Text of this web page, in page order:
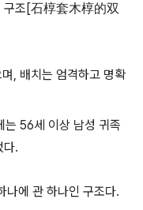
구조[石椁套木椁的双
, 배치는 엄격하고 명확
는 56세 이상 남성 귀족
다.
나에 관 하나인 구조다.